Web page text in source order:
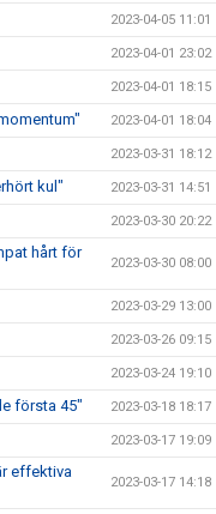
2023-04-05 11:01
2023-04-01 23:02
2023-04-01 18:15
2023-04-01 18:04
2023-03-31 18:12
kul" 2023-03-31 14:51
2023-03-30 20:22
hårt för
2023-03-30 08:00
2023-03-29 13:00
2023-03-26 09:15
2023-03-24 19:10
första 45" 2023-03-18 18:17
2023-03-17 19:09
effektiva
2023-03-17 14:18